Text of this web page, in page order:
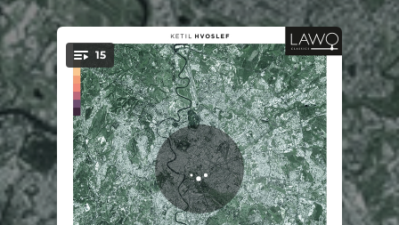
You're all set!
15
.